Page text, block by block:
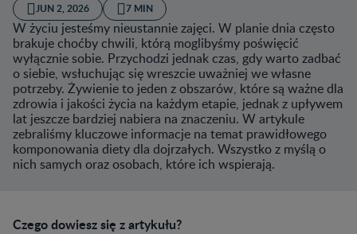
JUN 2, 2026 7 MIN
W życiu jesteśmy nieustannie zajęci. W planie dnia często
brakuje choćby chwili, którą moglibyśmy poświęcić
wyłącznie sobie. Przychodzi jednak czas, gdy warto zadbać
o siebie, wsłuchując się wreszcie uważniej we własne
potrzeby. Żywienie to jeden z obszarów, które są ważne dla
zdrowia i jakości życia na każdym etapie, jednak z upływem
lat jeszcze bardziej nabiera na znaczeniu. W artykule
zebraliśmy kluczowe informacje na temat prawidłowego
komponowania diety dla dojrzałych. Wszystko z myślą o
nich samych oraz osobach, które ich wspierają.
Czego dowiesz się z artykułu?